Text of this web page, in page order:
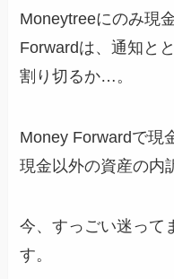
Moneytreeにのみ現
Forwardは、通知と
割り切るか…。
Money Forwardで現
現金以外の資産の内
今、すっごい迷って
す。